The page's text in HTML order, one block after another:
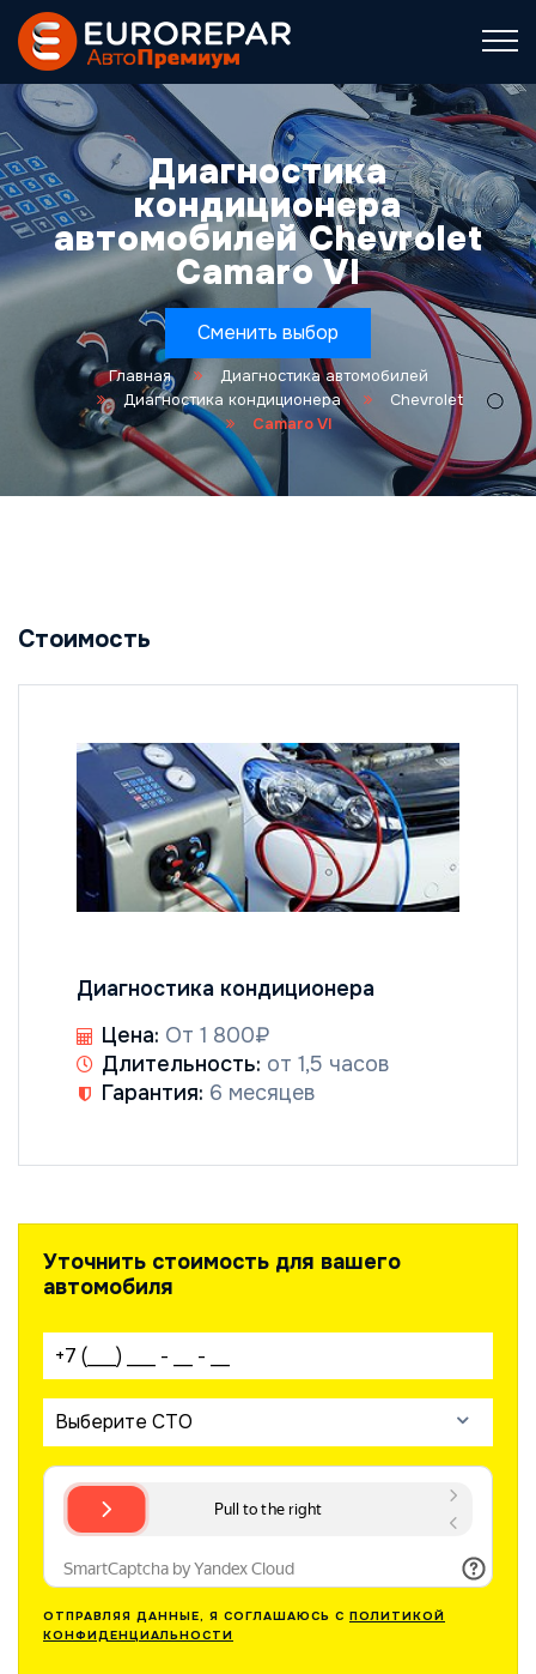
Диагностика
кондиционера
автомобилей Chevrolet
Camaro VI
Сменить выбор
Главная
Диагностика автомобилей
Диагностика кондиционера
Chevrolet
Camaro VI
Стоимость
Диагностика кондиционера
Цена: От 1 800₽
Длительность: от 1,5 часов
Гарантия: 6 месяцев
Уточнить стоимость для вашего
автомобиля
Ваш телефон:
Выберите СТО
ОТПРАВЛЯЯ ДАННЫЕ, Я СОГЛАШАЮСЬ С ПОЛИТИКОЙ
КОНФИДЕНЦИАЛЬНОСТИ